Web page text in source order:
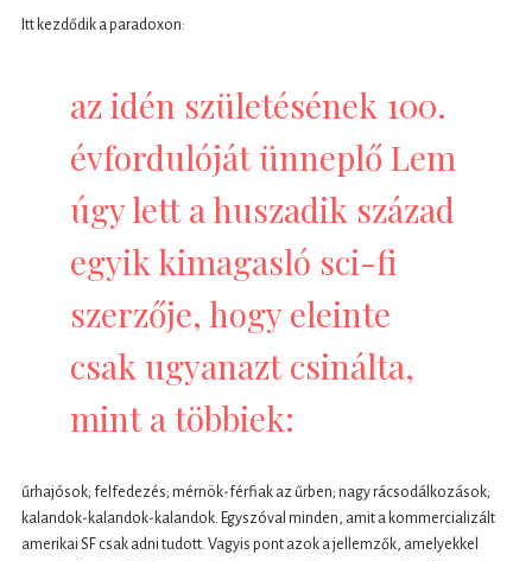
Itt kezdődik a paradoxon:
az idén születésének 100.
évfordulóját ünneplő Lem
úgy lett a huszadik század
egyik kimagasló sci-fi
szerzője, hogy eleinte
csak ugyanazt csinálta,
mint a többiek:
űrhajósok; felfedezés; mérnök-férfiak az űrben; nagy rácsodálkozások;
kalandok-kalandok-kalandok. Egyszóval minden, amit a kommercializált
amerikai SF csak adni tudott. Vagyis pont azok a jellemzők, amelyekkel